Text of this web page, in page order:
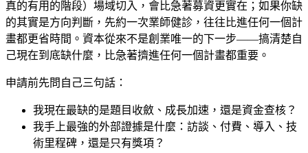
真的有用的階段）場域切入，會比急著募資更實在；如果你缺
的其實是方向判斷，先約一次業師健診，往往比進任何一個計
畫都更省時間。資本從來不是創業唯一的下一步——搞清楚自
己現在到底缺什麼，比急著擠進任何一個計畫都重要。
申請前先問自己三句話：
我現在最缺的是題目收斂、成長加速，還是資金查核？
我手上最強的外部證據是什麼：訪談、付費、導入、技
術里程碑，還是只有獎項？